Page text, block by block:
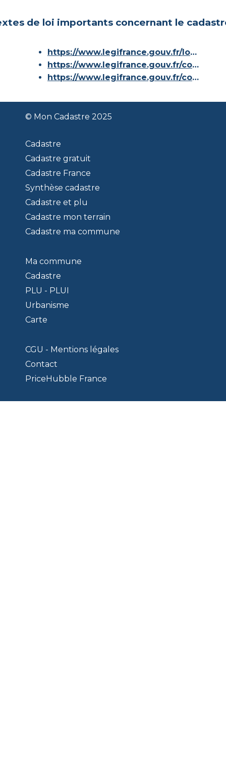
de loi importants concernant le
https://www.legifrance.gouv.fr/loda/id/JORFTEXT000000686267/
https://www.legifrance.gouv.fr/codes/article_lc/LEGIARTI000036588629/
https://www.legifrance.gouv.fr/codes/id/LEGISCTA000006180153/
© Mon Cadastre 2025
Cadastre
Cadastre gratuit
Cadastre France
Synthèse cadastre
Cadastre et plu
Cadastre mon terrain
Cadastre ma commune
Ma commune
Cadastre
PLU - PLUI
Urbanisme
Carte
CGU - Mentions légales
Contact
PriceHubble France